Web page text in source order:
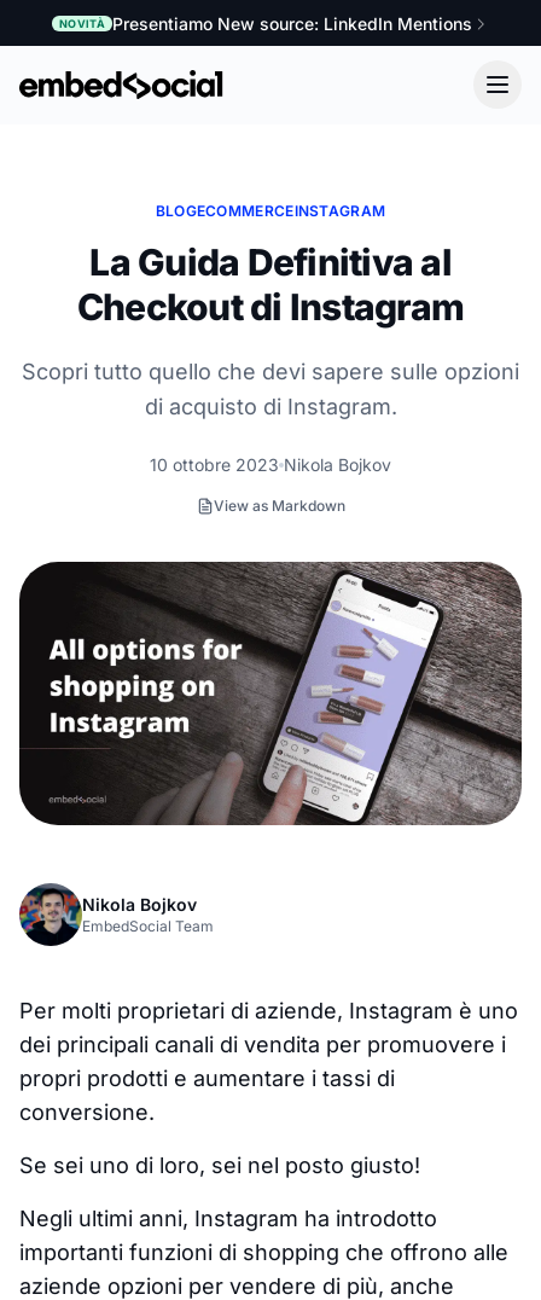
NOVITÀ Presentiamo New source: LinkedIn Mentions
BLOGECOMMERCEINSTAGRAM
La Guida Definitiva al
Checkout di Instagram
Scopri tutto quello che devi sapere sulle opzioni
di acquisto di Instagram.
10 ottobre 2023 Nikola Bojkov
View as Markdown
Nikola Bojkov
EmbedSocial Team
Per molti proprietari di aziende, Instagram è uno
dei principali canali di vendita per promuovere i
propri prodotti e aumentare i tassi di
conversione.
Se sei uno di loro, sei nel posto giusto!
Negli ultimi anni, Instagram ha introdotto
importanti funzioni di shopping che offrono alle
aziende opzioni per vendere di più, anche